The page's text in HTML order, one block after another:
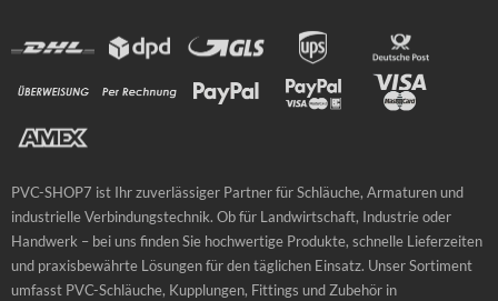
PVC-SHOP7 ist Ihr zuverlässiger Partner für Schläuche, Armaturen und
industrielle Verbindungstechnik. Ob für Landwirtschaft, Industrie oder
Handwerk – bei uns finden Sie hochwertige Produkte, schnelle Lieferzeiten
und praxisbewährte Lösungen für den täglichen Einsatz. Unser Sortiment
umfasst PVC-Schläuche, Kupplungen, Fittings und Zubehör in